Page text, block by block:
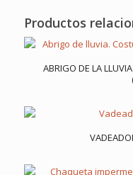
Productos
ABRIGO DE LA